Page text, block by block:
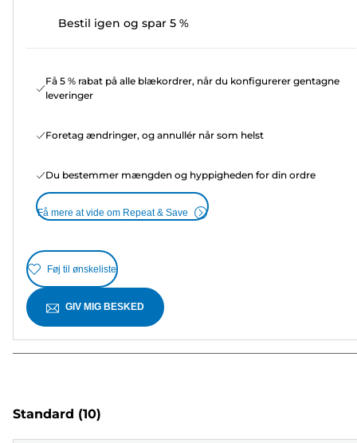
Bestil igen og spar 5 %
Få 5 % rabat på alle blækordrer, når du konfigurerer gentagne
leveringer
Foretag ændringer, og annullér når som helst
Du bestemmer mængden og hyppigheden for din ordre
Få mere at vide om Repeat & Save
Føj til ønskeliste
GIV MIG BESKED
Standard (10)